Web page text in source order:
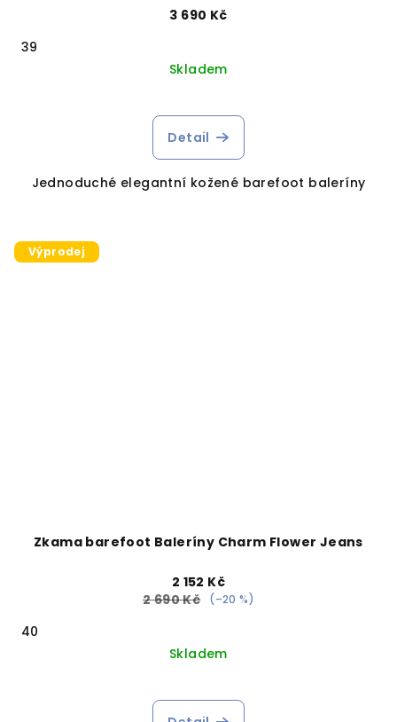
3 690 Kč
39
Skladem
Detail
Jednoduché elegantní kožené barefoot baleríny
Výprodej
Zkama barefoot Baleríny Charm Flower Jeans
2 152 Kč
2 690 Kč
(–20 %)
40
Skladem